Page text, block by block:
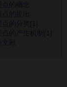
点的概念
点的提出
点的分类[1]
点的产生机制[1]
文献